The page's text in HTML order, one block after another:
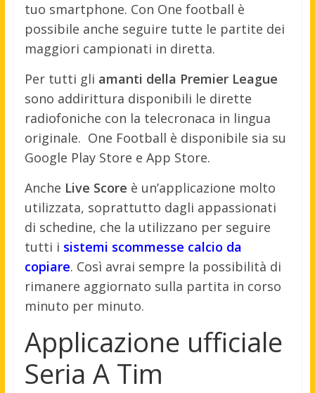
tuo smartphone. Con One football è
possibile anche seguire tutte le partite dei
maggiori campionati in diretta.
Per tutti gli amanti della Premier League
sono addirittura disponibili le dirette
radiofoniche con la telecronaca in lingua
originale. One Football è disponibile sia su
Google Play Store e App Store.
Anche Live Score è un’applicazione molto
utilizzata, soprattutto dagli appassionati
di schedine, che la utilizzano per seguire
tutti i sistemi scommesse calcio da
copiare. Così avrai sempre la possibilità di
rimanere aggiornato sulla partita in corso
minuto per minuto.
Applicazione ufficiale
Seria A Tim